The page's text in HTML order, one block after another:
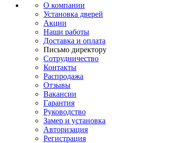
О компании
Установка дверей
Акции
Наши работы
Доставка и оплата
Письмо директору
Сотрудничество
Контакты
Распродажа
Отзывы
Вакансии
Гарантия
Руководство
Замер и установка
Авторизация
Регистрация